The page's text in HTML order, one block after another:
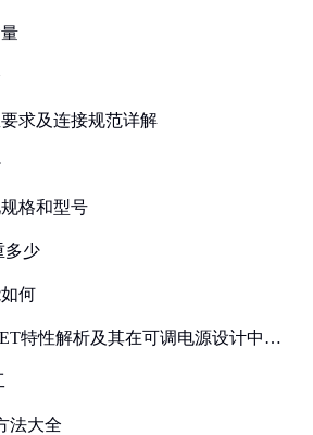
求及连接规范详解
格和型号
多少
何
特性解析及其在可调电源设计中的
法大全